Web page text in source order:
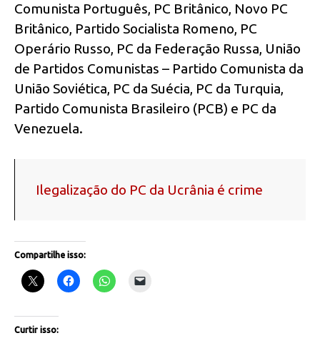
Comunista Português, PC Britânico, Novo PC
Britânico, Partido Socialista Romeno, PC
Operário Russo, PC da Federação Russa, União
de Partidos Comunistas – Partido Comunista da
União Soviética, PC da Suécia, PC da Turquia,
Partido Comunista Brasileiro (PCB) e PC da
Venezuela.
Ilegalização do PC da Ucrânia é crime
Compartilhe isso:
Curtir isso: